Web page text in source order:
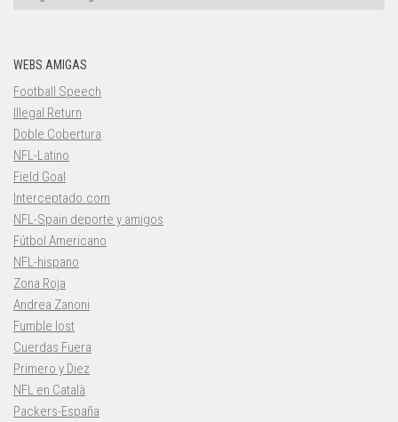
WEBS AMIGAS
Football Speech
Illegal Return
Doble Cobertura
NFL-Latino
Field Goal
Interceptado.com
NFL-Spain deporte y amigos
Fútbol Americano
NFL-hispano
Zona Roja
Andrea Zanoni
Fumble lost
Cuerdas Fuera
Primero y Diez
NFL en Català
Packers-España